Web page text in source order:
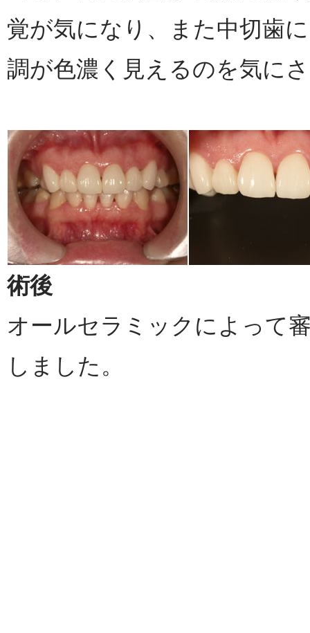
覚が気になり、また中切歯
調が色濃く見えるのを気に
術後
オールセラミックによって
しました。